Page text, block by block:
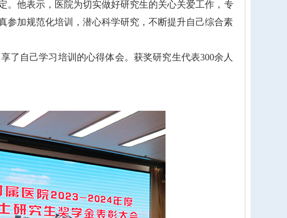
他表示，医院为切实做好研究生的关心关爱工作，专
参加规范化培训，潜心科学研究，不断提升自己综合素
自己学习培训的心得体会。获奖研究生代表300余人